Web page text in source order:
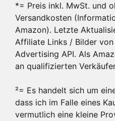
*= Preis inkl. MwSt. und
Versandkosten
Amazon). Letzte
Affiliate Links / Bilder
Advertising API. Als
an qualifizierten
²= Es handelt sich um
dass ich im Falle eines
vermutlich eine kleine